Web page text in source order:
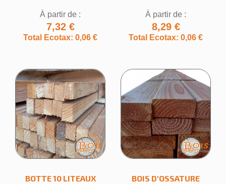
À partir de :
7,32 €
Total Ecotax: 0,06 €
À partir de :
8,29 €
Total Ecotax: 0,06 €
BOTTE 10 LITEAUX
BOIS D'OSSATURE